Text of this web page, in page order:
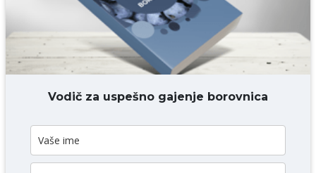
DODAJ KOMENTAR
Vodič za uspešno gajenje borovnica